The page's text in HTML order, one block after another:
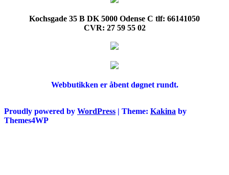
Kochsgade 35 B DK 5000 Odense C tlf: 66141050
CVR: 27 59 55 02
Webbutikken er åbent døgnet rundt.
Proudly powered by WordPress | Theme: Kakina by
Themes4WP